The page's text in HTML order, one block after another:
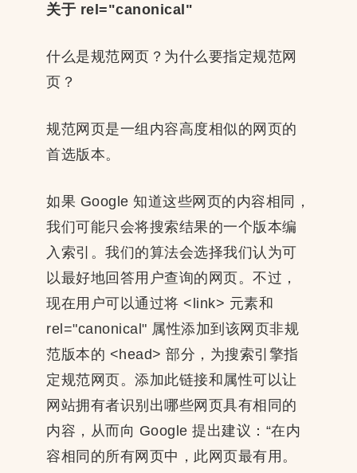
关于 rel="canonical"
什么是规范网页？为什么要指定规范网
页？
规范网页是一组内容高度相似的网页的
首选版本。
如果 Google 知道这些网页的内容相同，
我们可能只会将搜索结果的一个版本编
入索引。我们的算法会选择我们认为可
以最好地回答用户查询的网页。不过，
现在用户可以通过将 <link> 元素和
rel="canonical" 属性添加到该网页非规
范版本的 <head> 部分，为搜索引擎指
定规范网页。添加此链接和属性可以让
网站拥有者识别出哪些网页具有相同的
内容，从而向 Google 提出建议：“在内
容相同的所有网页中，此网页最有用。